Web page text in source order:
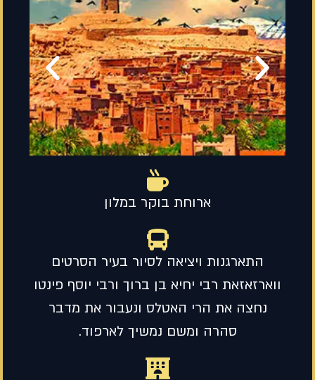
ארוחת בוקר במלון
התארגנות ויציאה לסיור בעיר הסרטים
ווארזאזאת רבי יחיא בן ברוך ורבי יוסף פינטו
נחצה את הרי האטלס ונעבור את מדבר
סהרה ומשם נמשיך לארפוד.